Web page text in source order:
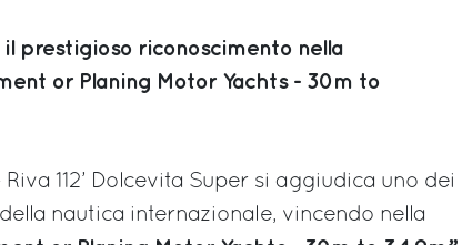
il prestigioso riconoscimento nella
or Planing Motor Yachts - 30m to
112’ Dolcevita Super si aggiudica uno dei
nautica internazionale, vincendo nella